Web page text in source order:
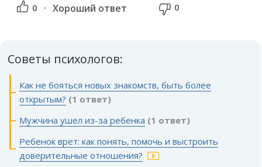
0 Хороший ответ 0
Советы психологов:
Как не бояться новых знакомств, быть более
открытым? (1 ответ)
Мужчина ушел из-за ребенка (1 ответ)
Ребенок врет: как понять, помочь и выстроить
доверительные отношения?